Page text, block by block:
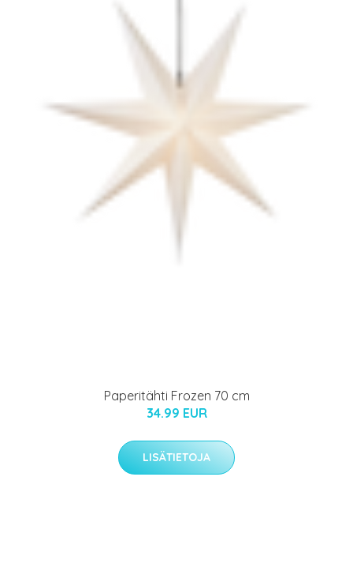
Paperitähti Frozen 70 cm
34.99 EUR
LISÄTIETOJA